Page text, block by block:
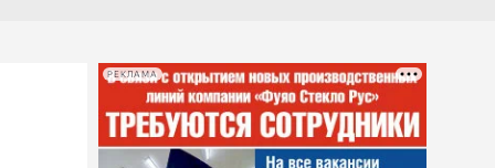
РЕКЛАМА